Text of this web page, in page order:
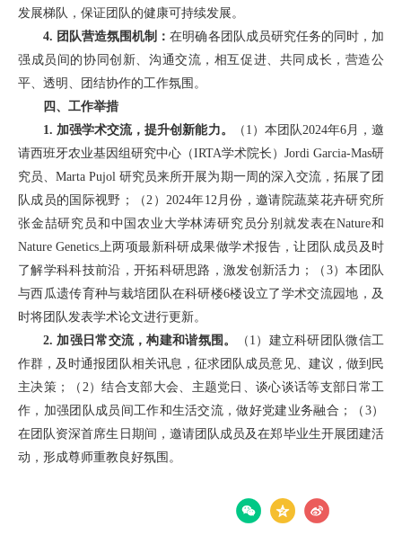
发展梯队，保证团队的健康可持续发展。
4. 团队营造氛围机制：在明确各团队成员研究任务的同时，加
强成员间的协同创新、沟通交流，相互促进、共同成长，营造公
平、透明、团结协作的工作氛围。
四、工作举措
1. 加强学术交流，提升创新能力。
（1）本团队2024年6月，邀
请西班牙农业基因组研究中心（IRTA学术院长）Jordi Garcia-Mas研
究员、Marta Pujol 研究员来所开展为期一周的深入交流，拓展了团
队成员的国际视野；（2）2024年12月份，邀请院蔬菜花卉研究所
张金喆研究员和中国农业大学林涛研究员分别就发表在Nature和
Nature Genetics上两项最新科研成果做学术报告，让团队成员及时
了解学科科技前沿，开拓科研思路，激发创新活力；（3）本团队
与西瓜遗传育种与栽培团队在科研楼6楼设立了学术交流园地，及
时将团队发表学术论文进行更新。
2. 加强日常交流，构建和谐氛围。
（1）建立科研团队微信工
作群，及时通报团队相关讯息，征求团队成员意见、建议，做到民
主决策；（2）结合支部大会、主题党日、谈心谈话等支部日常工
作，加强团队成员间工作和生活交流，做好党建业务融合；（3）
在团队资深首席生日期间，邀请团队成员及在郑毕业生开展团建活
动，形成尊师重教良好氛围。